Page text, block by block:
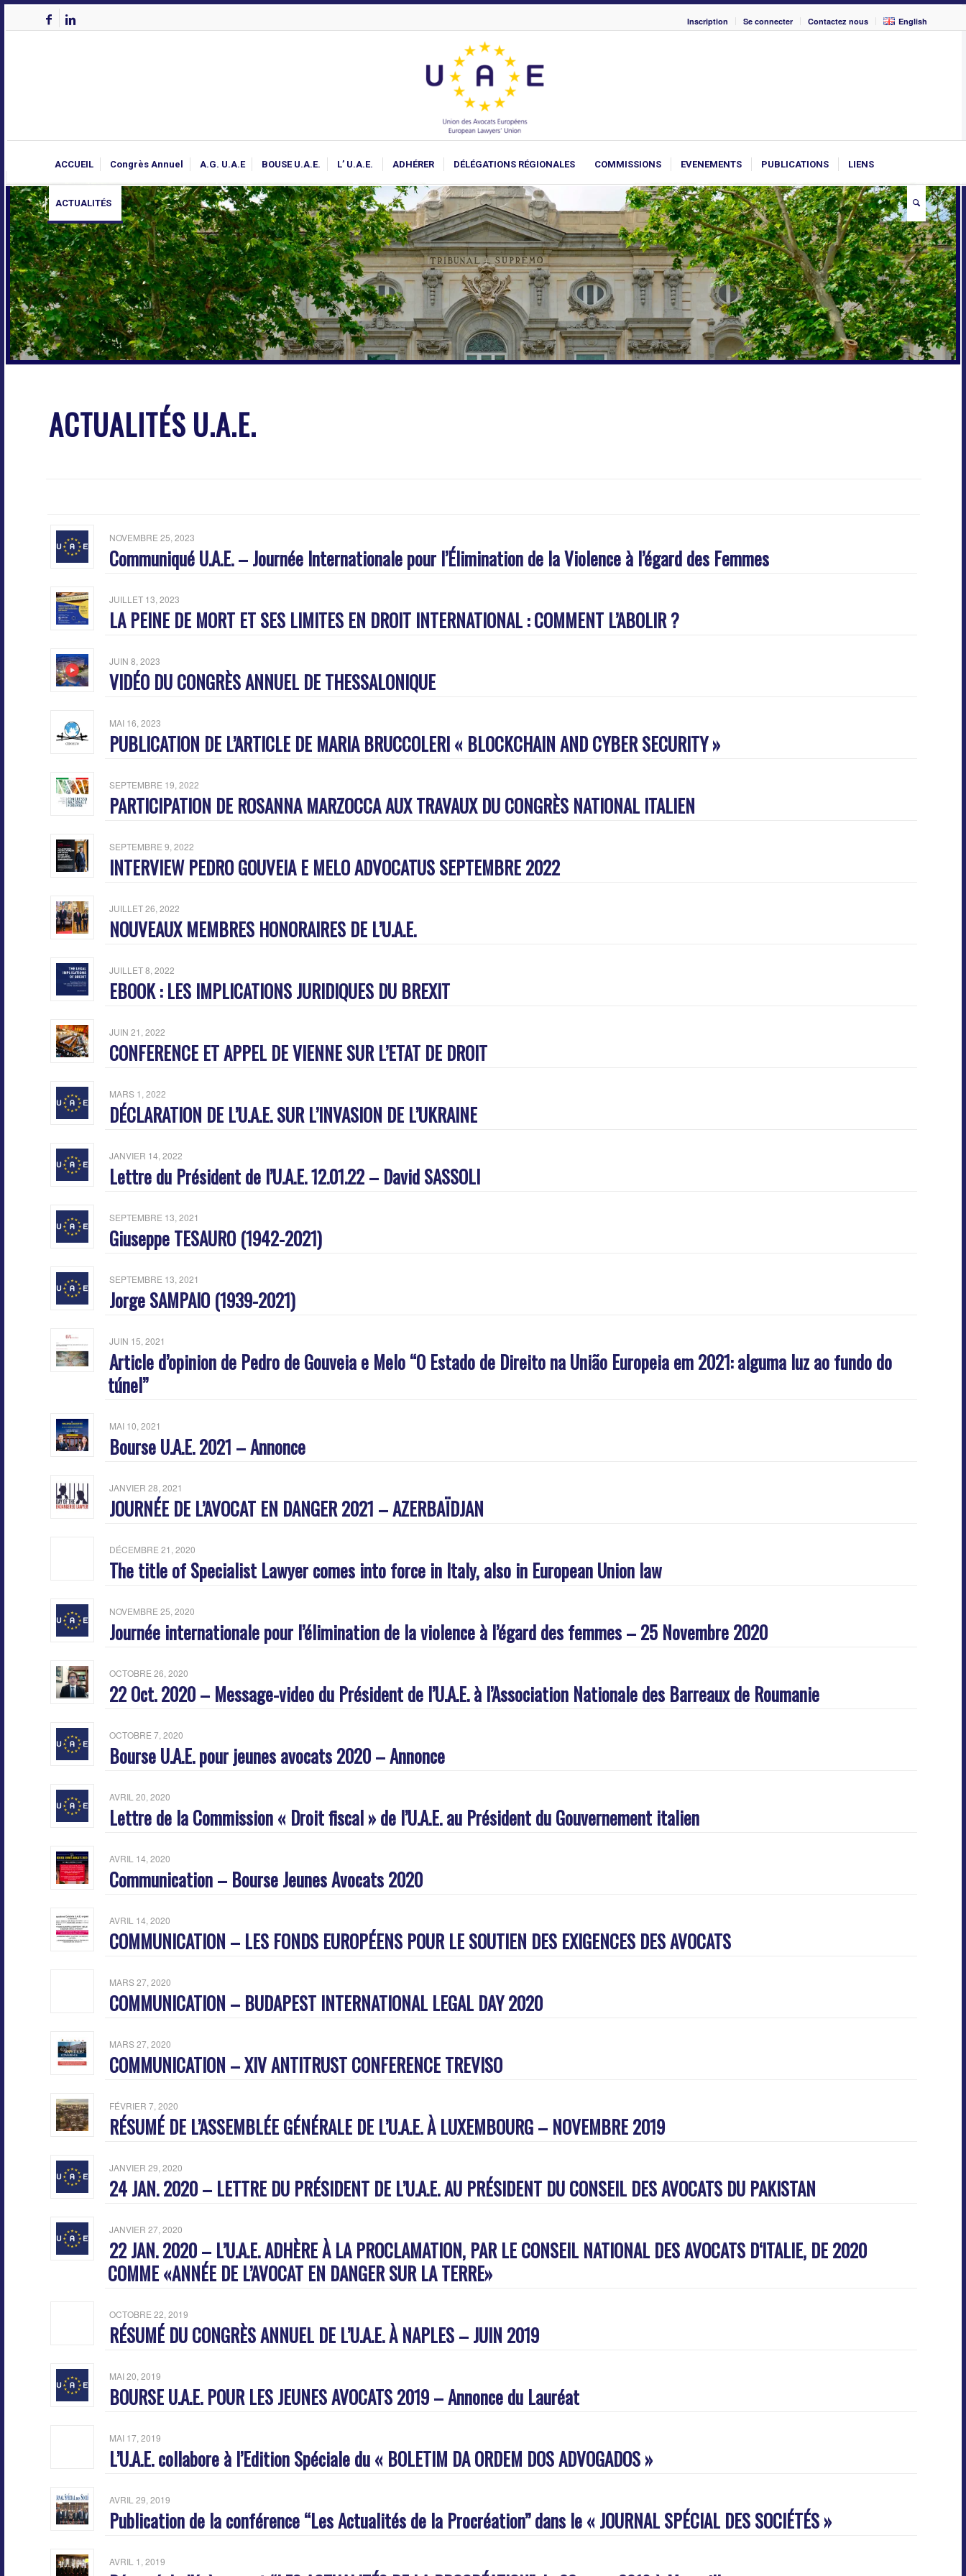
Inscription Se connecter Contactez nous English
ACCUEIL Congrès Annuel A.G. U.A.E BOUSE U.A.E. L’ U.A.E. ADHÉRER DÉLÉGATIONS RÉGIONALES COMMISSIONS EVENEMENTS PUBLICATIONS LIENS
ACTUALITÉS
ACTUALITÉS U.A.E.
NOVEMBRE 25, 2023
Communiqué U.A.E. – Journée Internationale pour l’Élimination de la Violence à l’égard des Femmes
JUILLET 13, 2023
LA PEINE DE MORT ET SES LIMITES EN DROIT INTERNATIONAL : COMMENT L’ABOLIR ?
JUIN 8, 2023
VIDÉO DU CONGRÈS ANNUEL DE THESSALONIQUE
MAI 16, 2023
PUBLICATION DE L’ARTICLE DE MARIA BRUCCOLERI « BLOCKCHAIN AND CYBER SECURITY »
SEPTEMBRE 19, 2022
PARTICIPATION DE ROSANNA MARZOCCA AUX TRAVAUX DU CONGRÈS NATIONAL ITALIEN
SEPTEMBRE 9, 2022
INTERVIEW PEDRO GOUVEIA E MELO ADVOCATUS SEPTEMBRE 2022
JUILLET 26, 2022
NOUVEAUX MEMBRES HONORAIRES DE L’U.A.E.
JUILLET 8, 2022
EBOOK : LES IMPLICATIONS JURIDIQUES DU BREXIT
JUIN 21, 2022
CONFERENCE ET APPEL DE VIENNE SUR L’ETAT DE DROIT
MARS 1, 2022
DÉCLARATION DE L’U.A.E. SUR L’INVASION DE L’UKRAINE
JANVIER 14, 2022
Lettre du Président de l’U.A.E. 12.01.22 – David SASSOLI
SEPTEMBRE 13, 2021
Giuseppe TESAURO (1942-2021)
SEPTEMBRE 13, 2021
Jorge SAMPAIO (1939-2021)
JUIN 15, 2021
Article d’opinion de Pedro de Gouveia e Melo “O Estado de Direito na União Europeia em 2021: alguma luz ao fundo do
túnel”
MAI 10, 2021
Bourse U.A.E. 2021 – Annonce
JANVIER 28, 2021
JOURNÉE DE L’AVOCAT EN DANGER 2021 – AZERBAÏDJAN
DÉCEMBRE 21, 2020
The title of Specialist Lawyer comes into force in Italy, also in European Union law
NOVEMBRE 25, 2020
Journée internationale pour l’élimination de la violence à l’égard des femmes – 25 Novembre 2020
OCTOBRE 26, 2020
22 Oct. 2020 – Message-video du Président de l’U.A.E. à l’Association Nationale des Barreaux de Roumanie
OCTOBRE 7, 2020
Bourse U.A.E. pour jeunes avocats 2020 – Annonce
AVRIL 20, 2020
Lettre de la Commission « Droit fiscal » de l’U.A.E. au Président du Gouvernement italien
AVRIL 14, 2020
Communication – Bourse Jeunes Avocats 2020
AVRIL 14, 2020
COMMUNICATION – LES FONDS EUROPÉENS POUR LE SOUTIEN DES EXIGENCES DES AVOCATS
MARS 27, 2020
COMMUNICATION – BUDAPEST INTERNATIONAL LEGAL DAY 2020
MARS 27, 2020
COMMUNICATION – XIV ANTITRUST CONFERENCE TREVISO
FÉVRIER 7, 2020
RÉSUMÉ DE L’ASSEMBLÉE GÉNÉRALE DE L’U.A.E. À LUXEMBOURG – NOVEMBRE 2019
JANVIER 29, 2020
24 JAN. 2020 – LETTRE DU PRÉSIDENT DE L’U.A.E. AU PRÉSIDENT DU CONSEIL DES AVOCATS DU PAKISTAN
JANVIER 27, 2020
22 JAN. 2020 – L’U.A.E. ADHÈRE À LA PROCLAMATION, PAR LE CONSEIL NATIONAL DES AVOCATS D‘ITALIE, DE 2020
COMME «ANNÉE DE L’AVOCAT EN DANGER SUR LA TERRE»
OCTOBRE 22, 2019
RÉSUMÉ DU CONGRÈS ANNUEL DE L’U.A.E. À NAPLES – JUIN 2019
MAI 20, 2019
BOURSE U.A.E. POUR LES JEUNES AVOCATS 2019 – Annonce du Lauréat
MAI 17, 2019
L’U.A.E. collabore à l’Edition Spéciale du « BOLETIM DA ORDEM DOS ADVOGADOS »
AVRIL 29, 2019
Publication de la conférence “Les Actualités de la Procréation” dans le « JOURNAL SPÉCIAL DES SOCIÉTÉS »
AVRIL 1, 2019